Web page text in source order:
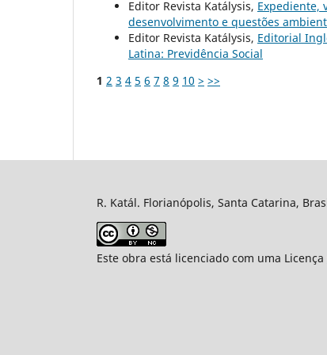
Editor Revista Katálysis, Expediente,
desenvolvimento e questões
Editor Revista Katálysis, Editorial
Latina: Previdência Social
1 2 3 4 5 6 7 8 9 10 > >>
R. Katál. Florianópolis, Santa Catarina,
Este obra está licenciado com uma Licença